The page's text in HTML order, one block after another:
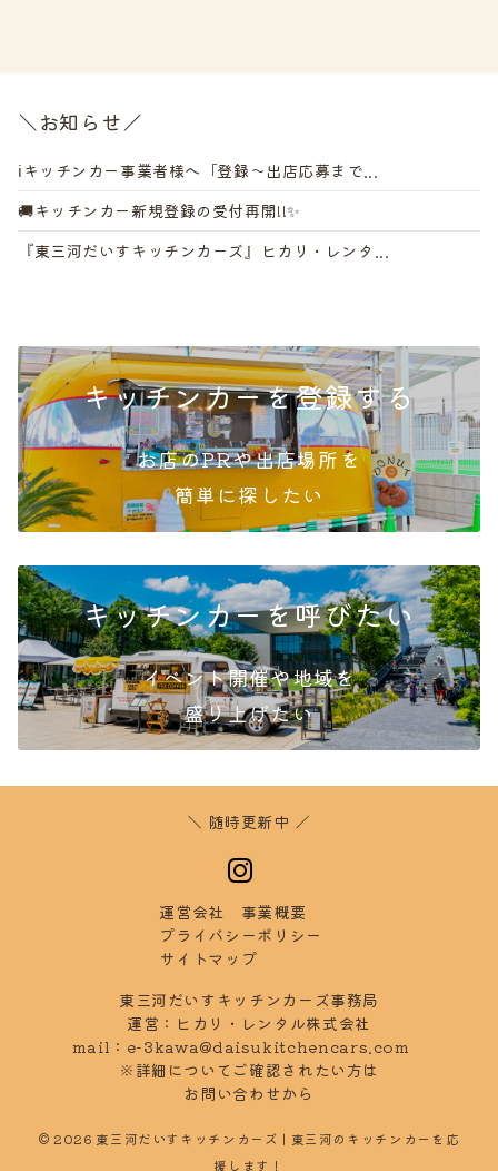
＼お知らせ／
ℹ️キッチンカー事業者様へ「登録～出店応募まで...
🚚キッチンカー新規登録の受付再開!!✨
『東三河だいすキッチンカーズ』ヒカリ・レンタ...
キッチンカーを登録する
お店のPRや出店場所を
簡単 に探したい
キッチンカーを呼びたい
イベント開催や地域を
盛り上げたい
＼ 随時更新中 ／
運営会社
事業概要
プラ イバシーポリシー
サイ トマップ
東三河だいすキッチンカーズ事務局
運営：ヒカリ・レンタル株式会社
mail： e-3kawa@daisukitchencars.com
※詳細についてご確認されたい方は
お問 い合わせから
© 2026 東三河だいすキッチンカーズ | 東三河のキッチンカーを応
援します！